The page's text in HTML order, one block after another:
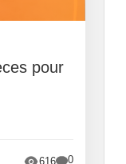
pour
616 0